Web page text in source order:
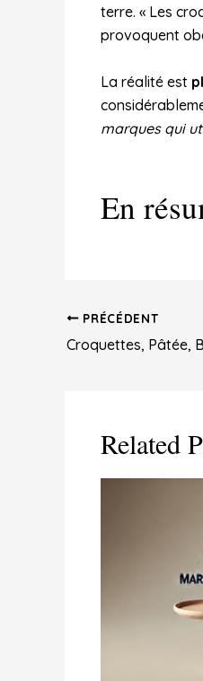
terre. « Les
provoquent
La réalité est
marques qui
En
Navigation
des
PRÉCÉDENT
Related